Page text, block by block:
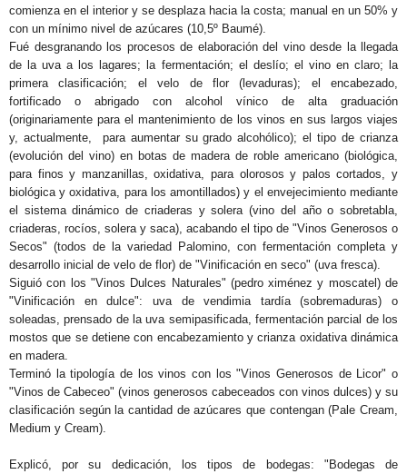
comienza en el interior y se desplaza hacia la costa; manual en un 50% y
con un mínimo nivel de azúcares (10,5º Baumé).
Fué desgranando los procesos de elaboración del vino desde la llegada
de la uva a los lagares; la fermentación; el deslío; el vino en claro; la
primera clasificación; el velo de flor (levaduras); el encabezado,
fortificado o abrigado con alcohol vínico de alta graduación
(originariamente para el mantenimiento de los vinos en sus largos viajes
y, actualmente, para aumentar su grado alcohólico); el tipo de crianza
(evolución del vino) en botas de madera de roble americano (biológica,
para finos y manzanillas, oxidativa, para olorosos y palos cortados, y
biológica y oxidativa, para los amontillados) y el envejecimiento mediante
el sistema dinámico de criaderas y solera (vino del año o sobretabla,
criaderas, rocíos, solera y saca), acabando el tipo de "Vinos Generosos o
Secos" (todos de la variedad Palomino, con fermentación completa y
desarrollo inicial de velo de flor) de "Vinificación en seco" (uva fresca)
Siguió con los "Vinos Dulces Naturales" (pedro ximénez y moscatel) de
"Vinificación en dulce": uva de vendimia tardía (sobremaduras) o
soleadas, prensado de la uva semipasificada, fermentación parcial de los
mostos que se detiene con encabezamiento y crianza oxidativa dinámica
en madera.
Terminó la tipología de los vinos con los "Vinos Generosos de Licor" o
"Vinos de Cabeceo" (vinos generosos cabeceados con vinos dulces) y su
clasificación según la cantidad de azúcares que contengan (Pale Cream,
Medium y Cream).
Explicó, por su dedicación, los tipos de bodegas: "Bodegas de